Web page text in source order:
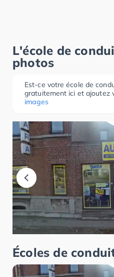
L'école de
photos
Est-ce votre école de
gratuitement ici et ajoutez
images
Écoles de